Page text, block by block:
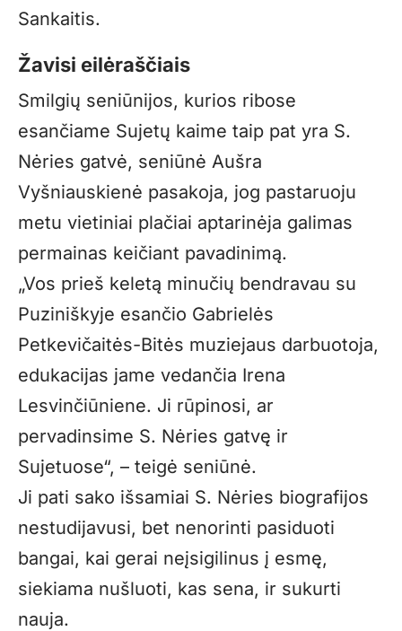
Sankaitis.
Žavisi eilėraščiais
Smilgių seniūnijos, kurios ribose
esančiame Sujetų kaime taip pat yra S.
Nėries gatvė, seniūnė Aušra
Vyšniauskienė pasakoja, jog pastaruoju
metu vietiniai plačiai aptarinėja galimas
permainas keičiant pavadinimą.
„Vos prieš keletą minučių bendravau su
Puziniškyje esančio Gabrielės
Petkevičaitės-Bitės muziejaus darbuotoja,
edukacijas jame vedančia Irena
Lesvinčiūniene. Ji rūpinosi, ar
pervadinsime S. Nėries gatvę ir
Sujetuose“, – teigė seniūnė.
Ji pati sako išsamiai S. Nėries biografijos
nestudijavusi, bet nenorinti pasiduoti
bangai, kai gerai neįsigilinus į esmę,
siekiama nušluoti, kas sena, ir sukurti
nauja.